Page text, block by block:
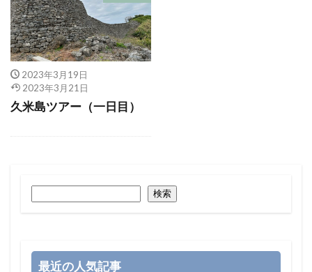
2023年3月19日
2023年3月21日
久米島ツアー（一日目）
検索
最近の人気記事